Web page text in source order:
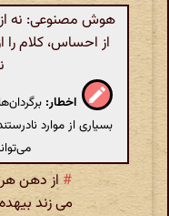
هوش مصنوعی: نه از
از احساس، کلام را
اخطار:
بسیاری از موارد
# از دهن هر
می زند